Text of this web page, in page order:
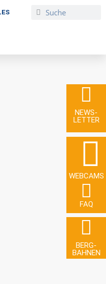
NEWS­
LETTER
WEBCAMS
FAQ
BERG­
BAHNEN